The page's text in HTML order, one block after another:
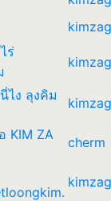
ร่
ไง ลุงคิม
KIM ZA
cherm